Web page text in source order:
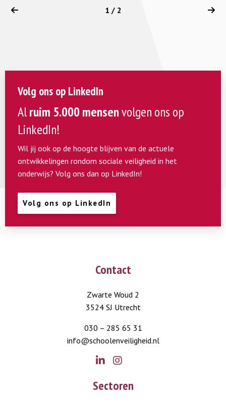
1 / 2
Volg ons op LinkedIn
Alruim 5.000 mensenvolgen ons op
LinkedIn!
Wil jij ook op de hoogte blijven van de actuele
ontwikkelingen rondom sociale veiligheid in het
onderwijs? Volg ons dan op LinkedIn!
Volg ons op LinkedIn
Contact
Zwarte Woud 2
3524 SJ Utrecht
030 – 285 65 31
info@schoolenveiligheid.nl
Sectoren